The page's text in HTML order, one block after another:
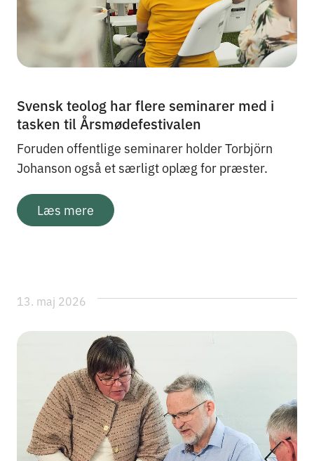
Svensk teolog har flere seminarer med i
tasken til Årsmødefestivalen
Foruden offentlige seminarer holder Torbjörn
Johanson også et særligt oplæg for præster.
Læs mere
13. maj 2026